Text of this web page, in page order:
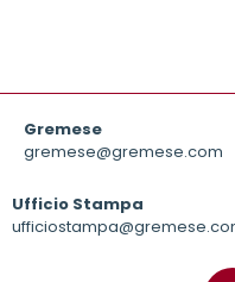
Gremese
gremese@gremese.com
Ufficio Stampa